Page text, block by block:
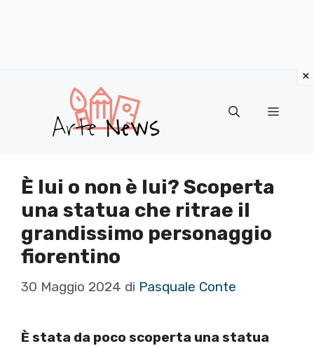
contenuto
Menu
È lui o non è lui? Scoperta
una statua che ritrae il
grandissimo personaggio
fiorentino
30 Maggio 2024 di Pasquale Conte
È stata da poco scoperta una statua
×